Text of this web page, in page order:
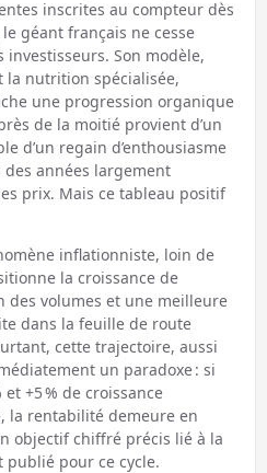
inscrites au compteur dès
géant français ne cesse
investisseurs. Son modèle,
la nutrition spécialisée,
une progression organique
de la moitié provient d’un
d’un regain d’enthousiasme
années largement
prix. Mais ce tableau positif
inflationniste, loin de
la croissance de
des volumes et une meilleure
dans la feuille de route
cette trajectoire, aussi
un paradoxe : si
+5 % de croissance
la rentabilité demeure en
objectif chiffré précis lié à la
publié pour ce cycle.